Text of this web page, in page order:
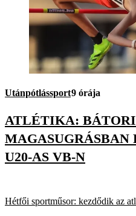
Utánpótlássport9 órája
ATLÉTIKA:
MAGASUGRÁSBAN
U20-AS VB-N
Hétfői sportműsor: kezdődik az